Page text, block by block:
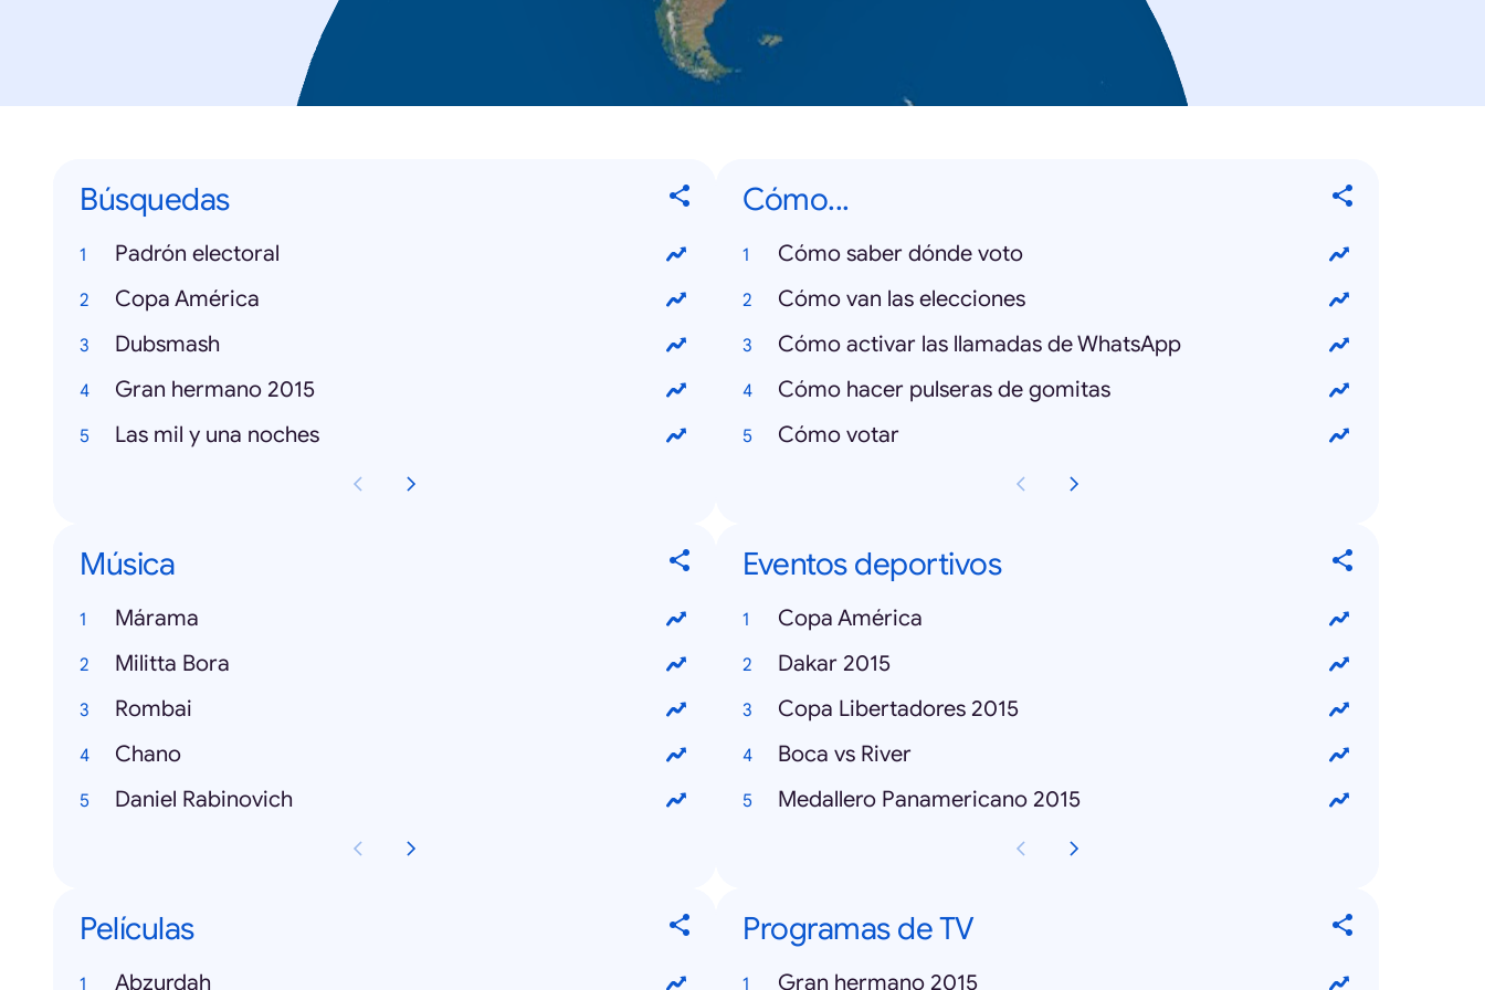
Búsquedas
Padrón electoral
Copa América
Dubsmash
Gran hermano 2015
Las mil y una noches
Cómo...
Cómo saber dónde voto
Cómo van las elecciones
Cómo activar las llamadas de WhatsApp
Cómo hacer pulseras de gomitas
Cómo votar
Música
Márama
Militta Bora
Rombai
Chano
Daniel Rabinovich
Eventos deportivos
Copa América
Dakar 2015
Copa Libertadores 2015
Boca vs River
Medallero Panamericano 2015
Películas
Abzurdah
Programas de TV
Gran hermano 2015